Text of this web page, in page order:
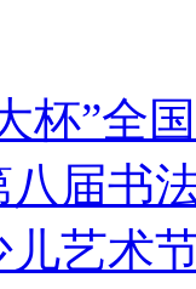
杯”全
八届书
儿艺术